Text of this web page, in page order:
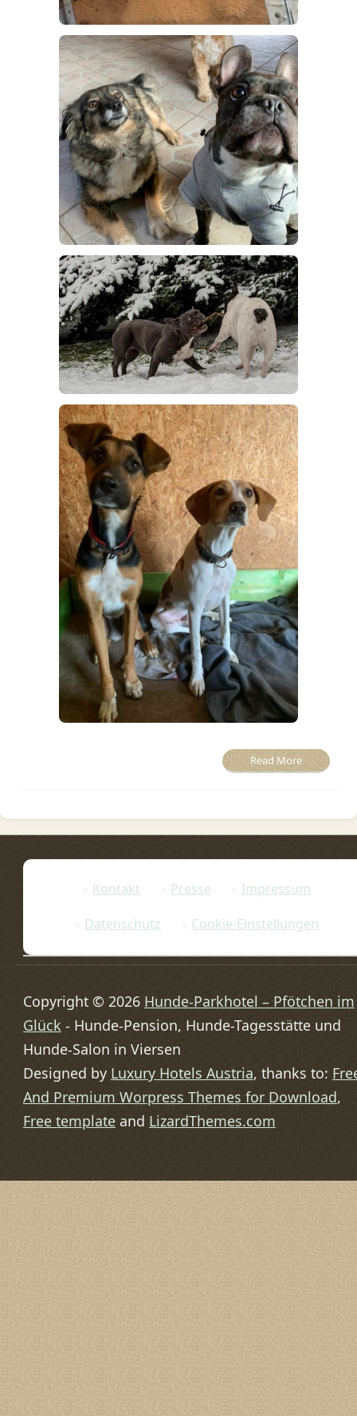
Read More
Kontakt Presse
Impressum
Datenschutz
Cookie-Einstellungen
Copyright © 2026 Hunde-Parkhotel – Pfötchen im
Glück - Hunde-Pension, Hunde-Tagesstätte und
Hunde-Salon in Viersen
Designed by Luxury Hotels Austria, thanks to:
And Premium Worpress Themes for Download,
Free templateand LizardThemes.com